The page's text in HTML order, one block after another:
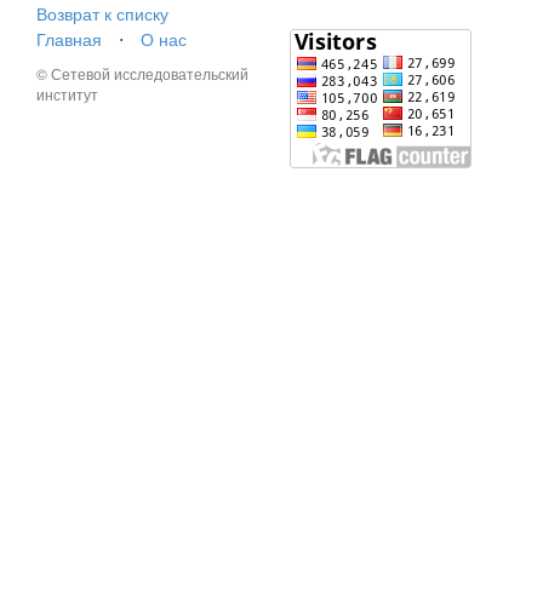
Возврат к списку
Главная
⋅ О нас
© Сетевой исследовательский
институт